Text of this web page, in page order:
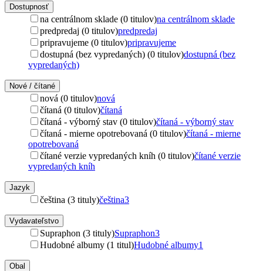
Dostupnosť
na centrálnom sklade (0 titulov)na centrálnom sklade
predpredaj (0 titulov)predpredaj
pripravujeme (0 titulov)pripravujeme
dostupná (bez vypredaných) (0 titulov)dostupná (bez
vypredaných)
Nové / čítané
nová (0 titulov)nová
čítaná (0 titulov)čítaná
čítaná - výborný stav (0 titulov)čítaná - výborný stav
čítaná - mierne opotrebovaná (0 titulov)čítaná - mierne
opotrebovaná
čítané verzie vypredaných kníh (0 titulov)čítané verzie
vypredaných kníh
Jazyk
čeština (3 tituly)čeština3
Vydavateľstvo
Supraphon (3 tituly)Supraphon3
Hudobné albumy (1 titul)Hudobné albumy1
Obal